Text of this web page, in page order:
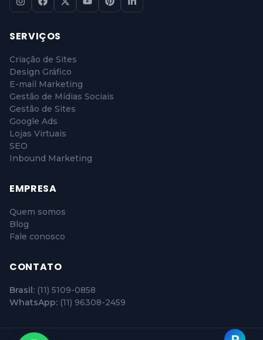
SERVIÇOS
Criação de Sites
Design Gráfico
E-mail Marketing
Gestão de Mídias Sociais
Gestão de Sites
Google Ads
Lojas Virtuais
SEO
Inbound Marketing
EMPRESA
Quem somos
Blog
Fale conosco
CONTATO
Brasil: (11) 5109-0858
WhatsApp: (11) 96308-2459